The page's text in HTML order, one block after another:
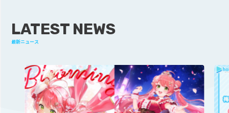
LATEST NEWS
最新ニュース